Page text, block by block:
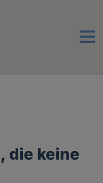
Menu
die keine